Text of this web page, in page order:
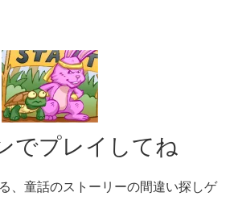
でプレイしてね
、童話のストーリーの間違い探しゲ